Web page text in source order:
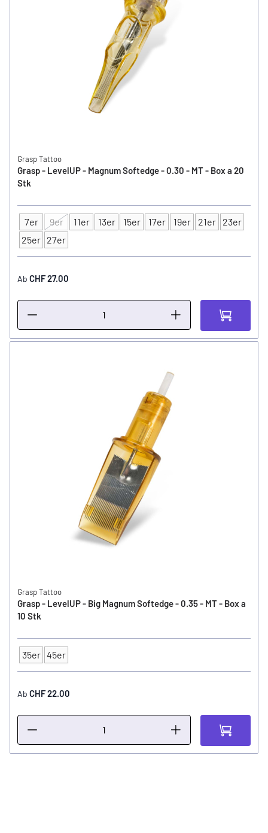
Grasp Tattoo
Grasp - LevelUP - Magnum Softedge - 0.30 - MT - Box a 20
Stk
Typ
7er 9er 11er 13er 15er 17er 19er 21er
23er
25er 27er
Ab CHF 27.00
Grasp Tattoo
Grasp - LevelUP - Big Magnum Softedge - 0.35 - MT - Box a
10 Stk
Typ
35er 45er
Ab CHF 22.00